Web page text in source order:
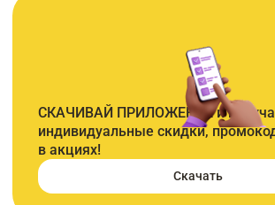
СКАЧИВАЙ ПРИЛОЖЕНИЕ и
индивидуальные скидки,
в акциях!
Скачать